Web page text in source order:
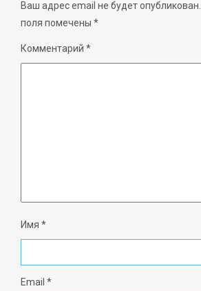
Ваш адрес email не будет опубликован.
поля помечены *
Комментарий *
Имя *
Email *